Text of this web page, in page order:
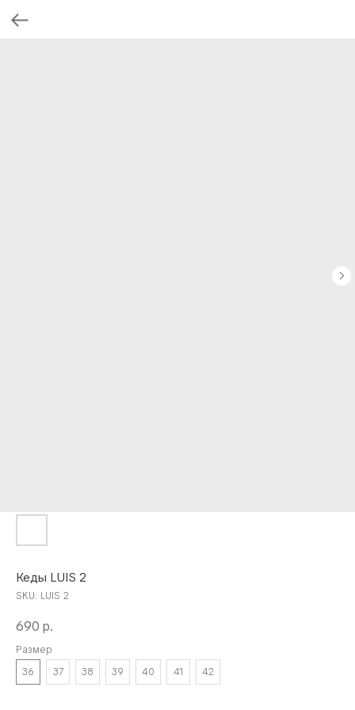
Кеды LUIS 2
SKU: LUIS 2
690 р.
Размер
36
37 38 39 40 41 42